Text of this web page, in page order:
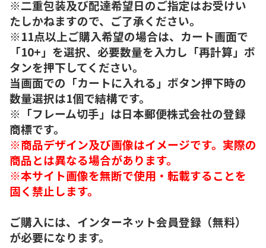
※二重包装及び配達希望日のご指定はお受けい
たしかねますので、ご了承ください。
※11点以上ご購入希望の場合は、カート画面で
「10+」を選択、必要数量を入力し「再計算」ボ
タンを押下してください。
当画面での「カートに入れる」ボタン押下時の
数量選択は1個で結構です。
※「フレーム切手」は日本郵便株式会社の登録
商標です。
※商品デザイン及び画像はイメージです。実際の
商品とは異なる場合があります。
※本サイト画像を無断で使用・転載することを
固く禁止します。
ご購入には、インターネット会員登録（無料）
が必要になります。